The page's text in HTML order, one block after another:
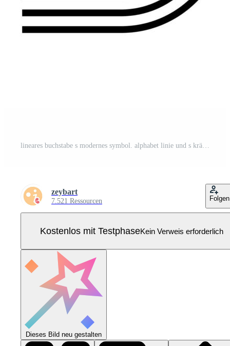
lineares buchstabe s modernes symbol. alphabet linie und s kräuterverflechtungsdesign. Logo, Corporate Identity, App, kreatives Banner und mehr. kreative geometrische Linie. Pro Vektor
zeybart
7.521 Ressourcen Folgen
Kostenlos mit TestphaseKein Verweis erforderlich
Dieses Bild neu gestalten